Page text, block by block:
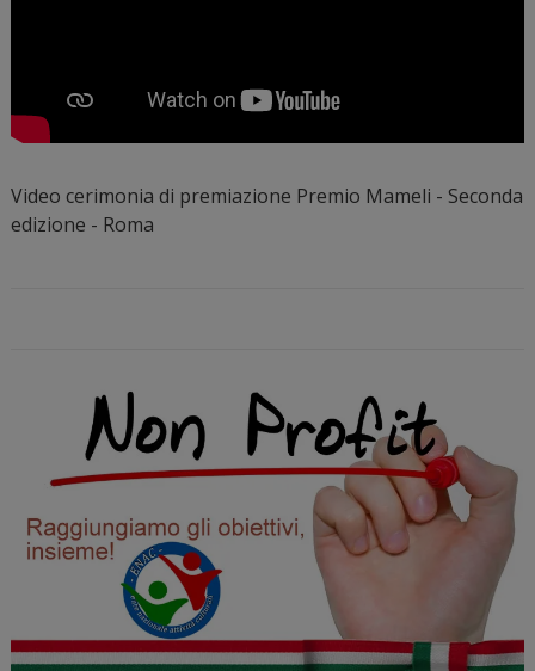
Video cerimonia di premiazione Premio Mameli - Seconda
edizione - Roma